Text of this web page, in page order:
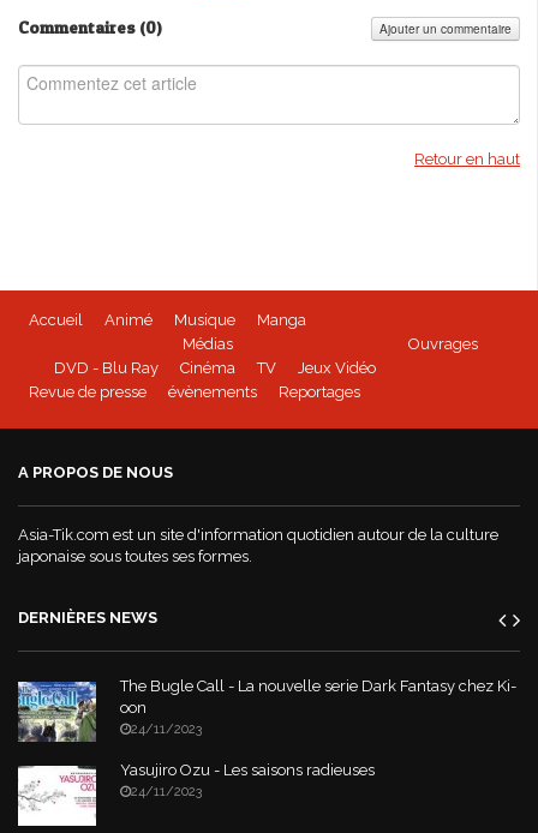
Commentaires (0) Ajouter un commentaire
Retour en haut
Accueil Animé Musique
Manga
Médias
DVD - Blu Ray
Cinéma TV Jeux Vidéo
Ouvrages
Revue de presse évènements Reportages
A PROPOS DE NOUS
Asia-Tik.com est un site d'information quotidien autour de la culture
japonaise sous toutes ses formes.
DERNIÈRES NEWS
The Bugle Call - La nouvelle serie Dark Fantasy chez Ki-
oon
24/11/2023
Yasujiro Ozu - Les saisons radieuses
24/11/2023